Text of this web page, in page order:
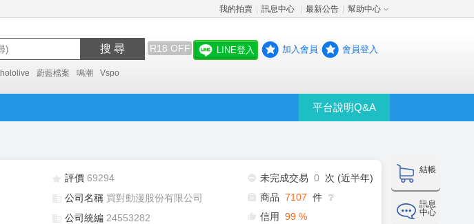
我的拍賣 訊息中心 最新公告 幫助中心
搜 尋 R18 OFF
hololive 蔚藍檔案 鳴潮 Vspo
LINE登入 加入會員 會員登入
平台說明Q&A
結帳
訊息
中心
評價 69294
公司名稱 買對動漫股份有限公司
公司統編 24553282
未完成交易 0
次 (近半年)
商品 7107 件 ❔
信用 99 %